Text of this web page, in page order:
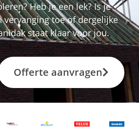
Heb je een lek? Is je
vervanging toe of dergelijke
staat klaar voor jou.
Offerte aanvragen